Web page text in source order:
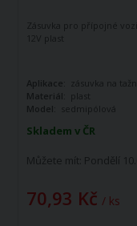
Skladem v ČR
Můžete mít: Pondělí
70,93 Kč / ks
Zásuvka pro přípojné
12V plast
Aplikace: zásuvka na
Materiál: plast
Model:
sedmipólová